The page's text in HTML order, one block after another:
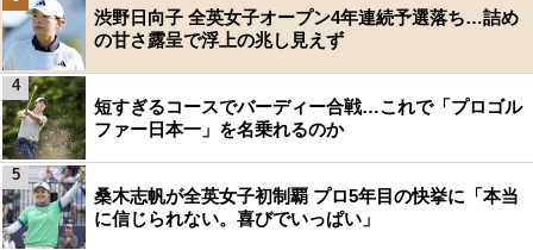
渋野日向子 全英女子オープン4年連続予選落ち…詰め
の甘さ露呈で浮上の兆し見えず
短すぎるコースでバーディー合戦…これで「プロゴル
ファー日本一」を名乗れるのか
4
桑木志帆が全英女子初制覇 プロ5年目の快挙に「本当
に信じられない。喜びでいっぱい」
5